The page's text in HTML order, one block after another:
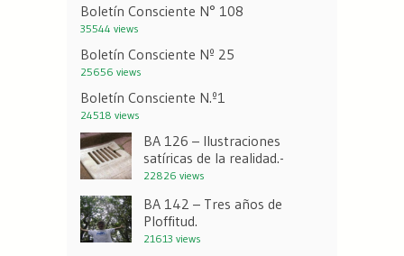
Boletín Consciente N° 108
35544 views
Boletín Consciente Nº 25
25656 views
Boletín Consciente N.º1
24518 views
BA 126 – Ilustraciones
satíricas de la realidad.-
22826 views
BA 142 – Tres años de
Ploffitud.
21613 views